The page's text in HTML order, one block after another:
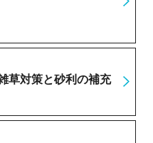
草対策と砂利の補充